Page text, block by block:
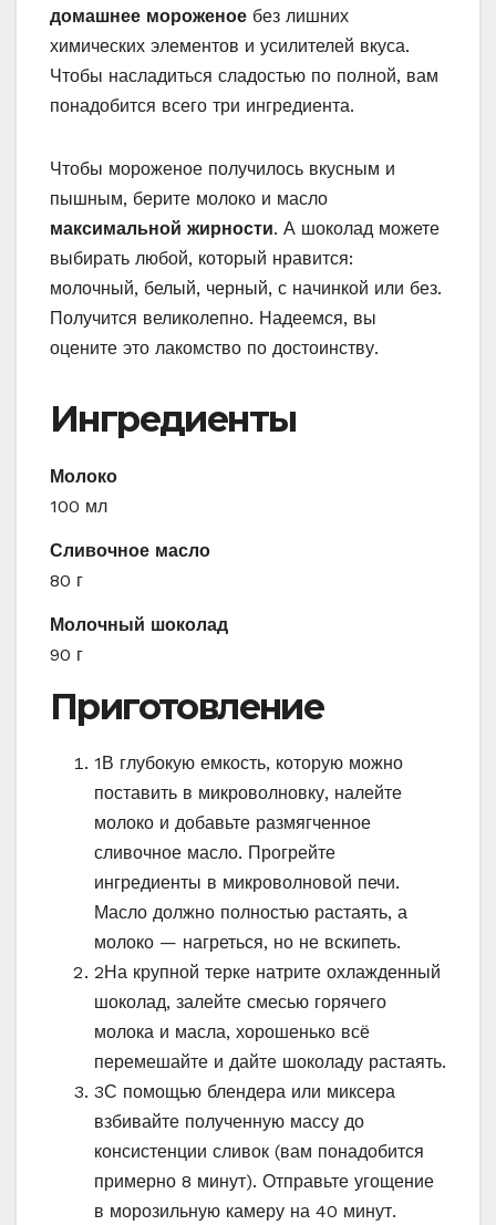
домашнее мороженое без лишних
химических элементов и усилителей вкуса.
Чтобы насладиться сладостью по полной, вам
понадобится всего три ингредиента.
Чтобы мороженое получилось вкусным и
пышным, берите молоко и масло
максимальной жирности. А шоколад можете
выбирать любой, который нравится:
молочный, белый, черный, с начинкой или без.
Получится великолепно. Надеемся, вы
оцените это лакомство по достоинству.
Ингредиенты
Молоко
100 мл
Сливочное масло
80 г
Молочный шоколад
90 г
Приготовление
1 В глубокую емкость, которую можно
поставить в микроволновку, налейте
молоко и добавьте размягченное
сливочное масло. Прогрейте
ингредиенты в микроволновой печи.
Масло должно полностью растаять, а
молоко — нагреться, но не вскипеть.
2На крупной терке натрите охлажденный
шоколад, залейте смесью горячего
молока и масла, хорошенько всё
перемешайте и дайте шоколаду растаять.
3С помощью блендера или миксера
взбивайте полученную массу до
консистенции сливок (вам понадобится
примерно 8 минут). Отправьте угощение
в морозильную камеру на 40 минут.